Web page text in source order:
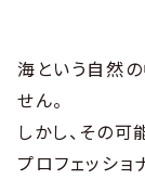
海という自然
せん。
しかし、その可
プロフェッシ